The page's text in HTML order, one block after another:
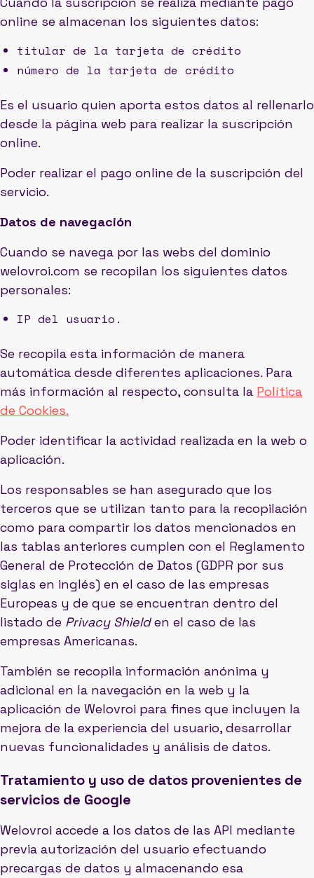
online se almacenan los siguientes datos:
titular de la tarjeta de crédito
número de la tarjeta de crédito
Es el usuario quien aporta estos datos al rellenarlo
desde la página web para realizar la suscripción
online.
Poder realizar el pago online de la suscripción del
servicio.
Datos de navegación
Cuando se navega por las webs del dominio
welovroi.com se recopilan los siguientes datos
personales:
IP del usuario.
Se recopila esta información de manera
automática desde diferentes aplicaciones. Para
más información al respecto, consulta la Política
de Cookies.
Poder identificar la actividad realizada en la web o
aplicación.
Los responsables se han asegurado que los
terceros que se utilizan tanto para la recopilación
como para compartir los datos mencionados en
las tablas anteriores cumplen con el Reglamento
General de Protección de Datos (GDPR por sus
siglas en inglés) en el caso de las empresas
Europeas y de que se encuentran dentro del
listado de Privacy Shielden el caso de las
empresas Americanas.
También se recopila información anónima y
adicional en la navegación en la web y la
aplicación de Welovroi para fines que incluyen la
mejora de la experiencia del usuario, desarrollar
nuevas funcionalidades y análisis de datos.
Tratamiento y uso de datos provenientes de
servicios de Google
Welovroi accede a los datos de las API mediante
previa autorización del usuario efectuando
precargas de datos y almacenando esa